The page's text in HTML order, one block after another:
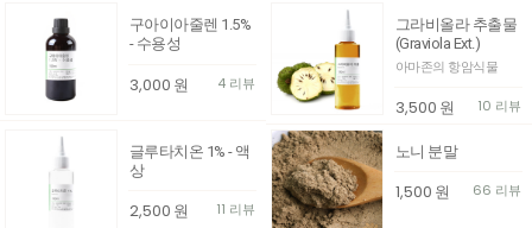
구아이아줄렌 1.5%
- 수용성
3,000 원 4 리뷰
그라비올라 추출물
(Graviola Ext.)
아마존의 항암식물
3,500 원 10 리뷰
글루타치온 1% - 액
상
2,500 원 11 리뷰
노니 분말
1,500 원 66 리뷰